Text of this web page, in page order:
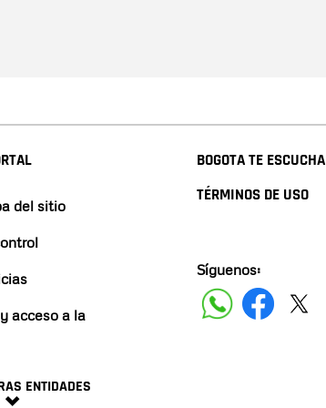
del sitio
acceso a la
ENTIDADES
BOGOTA TE ESCUCHA
TÉRMINOS DE USO
Síguenos: